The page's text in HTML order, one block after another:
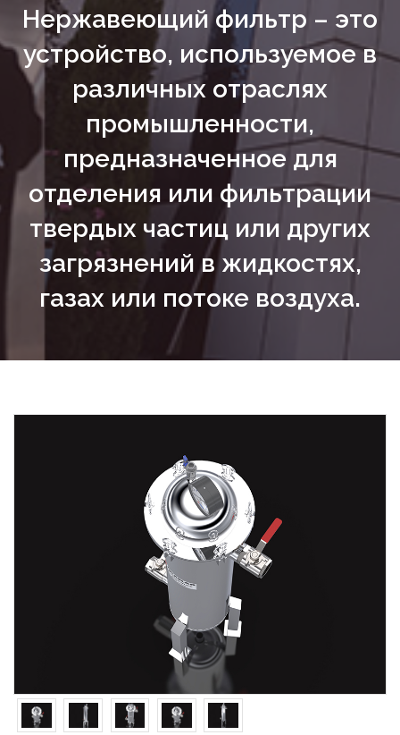
Нержавеющий фильтр – это
устройство, используемое в
различных отраслях
промышленности,
предназначенное для
отделения или фильтрации
твердых частиц или других
загрязнений в жидкостях,
газах или потоке воздуха.